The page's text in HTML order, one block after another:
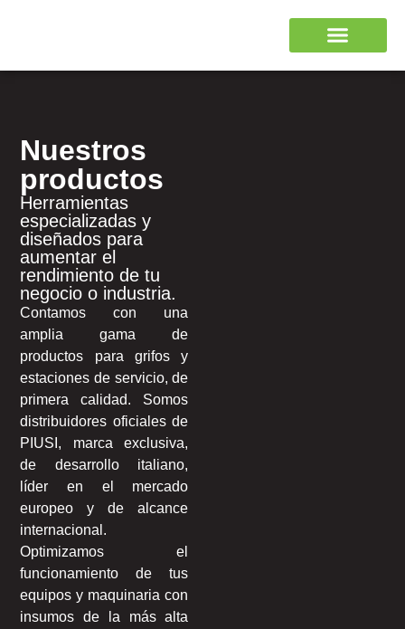
Nuestros
productos
Herramientas
especializadas y
diseñados para
aumentar el
rendimiento de tu
negocio o industria.
Contamos con una
amplia gama de
productos para grifos y
estaciones de servicio, de
primera calidad. Somos
distribuidores oficiales de
PIUSI, marca exclusiva,
de desarrollo italiano,
líder en el mercado
europeo y de alcance
internacional.
Optimizamos el
funcionamiento de tus
equipos y maquinaria con
insumos de la más alta